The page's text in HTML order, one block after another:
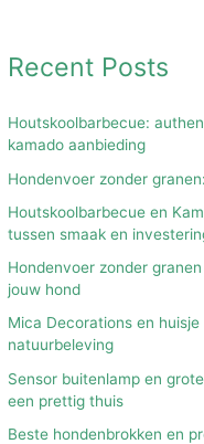
Recent Posts
Houtskoolbarbecue:
kamado aanbieding
Hondenvoer zonder
Houtskoolbarbecue en
tussen smaak en
Hondenvoer zonder
jouw hond
Mica Decorations en
natuurbeleving
Sensor buitenlamp en
een prettig thuis
Beste hondenbrokken en